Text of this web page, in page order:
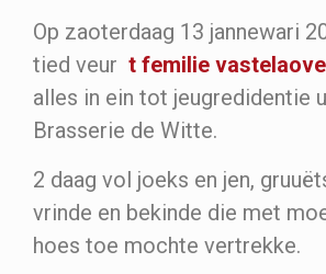
Op zaoterdaag 13 jannewari
tied veur t femilie
alles in ein tot jeugredidentie
Brasserie de Witte.
2 daag vol joeks en jen,
vrinde en bekinde die met
hoes toe mochte vertrekke.